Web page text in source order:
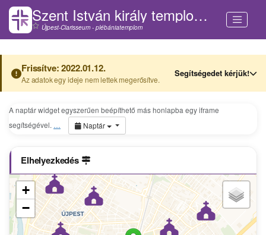
Szent István király templom (Budapest)
Újpest-Clarisseum - plébániatemplom
Frissítve: 2022.01.12.
Az adatok egy ideje nem lettek megerősítve.
Segítségedet kérjük!
A naptár widget egyszerűen beépíthető más honlapba egy iframe
segítségével. … Naptár
Elhelyezkedés
+
−